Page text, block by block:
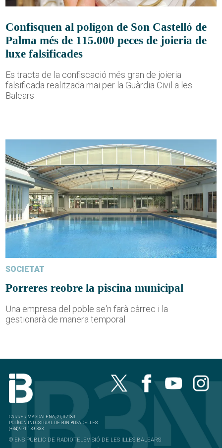
Confisquen al polígon de Son Castelló de
Palma més de 115.000 peces de joieria de
luxe falsificades
Es tracta de la confiscació més gran de joieria
falsificada realitzada mai per la Guàrdia Civil a les
Balears
SOCIETAT
Porreres reobre la piscina municipal
Una empresa del poble se'n farà càrrec i la
gestionarà de manera temporal
CARRER MAGDALENA, 21, 07180
POLÍGON INDUSTRIAL DE SON BUGADELLES
(+34) 971 139 333
© ENS PÚBLIC DE RADIOTELEVISIÓ DE LES ILLES BALEARS